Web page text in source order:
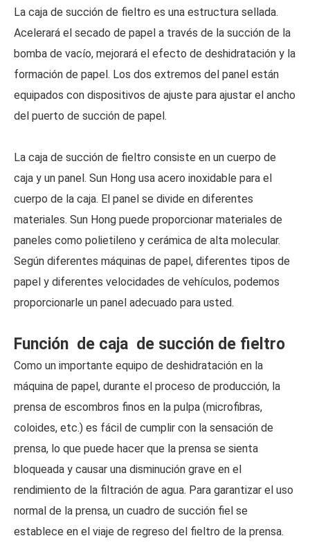
La caja de succión de fieltro es una estructura sellada.
Acelerará el secado de papel a través de la succión de la
bomba de vacío, mejorará el efecto de deshidratación y la
formación de papel. Los dos extremos del panel están
equipados con dispositivos de ajuste para ajustar el ancho
del puerto de succión de papel.
La caja de succión de fieltro consiste en un cuerpo de
caja y un panel. Sun Hong usa acero inoxidable para el
cuerpo de la caja. El panel se divide en diferentes
materiales. Sun Hong puede proporcionar materiales de
paneles como polietileno y cerámica de alta molecular.
Según diferentes máquinas de papel, diferentes tipos de
papel y diferentes velocidades de vehículos, podemos
proporcionarle un panel adecuado para usted.
Función de caja de succión de fieltro
Como un importante equipo de deshidratación en la
máquina de papel, durante el proceso de producción, la
prensa de escombros finos en la pulpa (microfibras,
coloides, etc.) es fácil de cumplir con la sensación de
prensa, lo que puede hacer que la prensa se sienta
bloqueada y causar una disminución grave en el
rendimiento de la filtración de agua. Para garantizar el uso
normal de la prensa, un cuadro de succión fiel se
establece en el viaje de regreso del fieltro de la prensa.